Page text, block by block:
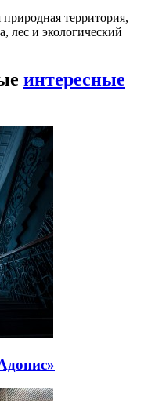
территория,
лес и экологический
интересные